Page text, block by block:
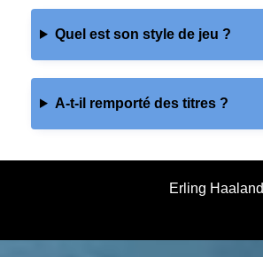
Quel est son style de jeu ?
A-t-il remporté des titres ?
Erling Haaland